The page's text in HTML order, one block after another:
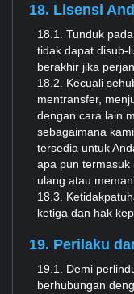
18. Lisensi
18.1. Tunduk
tidak dapat disub-
berakhir jika
18.2. Kecuali
mentransfer,
dengan cara lain
sebagaimana
tersedia untuk
apa pun termasuk
ulang atau
18.3.
ketiga dan hak
19. Perilaku
19.1. Demi
berhubungan